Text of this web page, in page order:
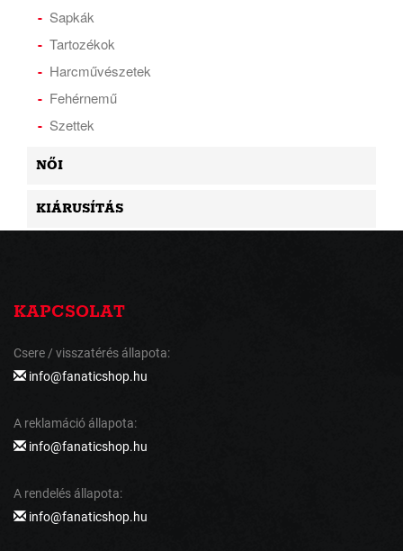
Sapkák
Tartozékok
Harcművészetek
Fehérnemű
Szettek
NŐI
KIÁRUSÍTÁS
KAPCSOLAT
Csere / visszatérés állapota:
info@fanaticshop.hu
A reklamáció állapota:
info@fanaticshop.hu
A rendelés állapota:
info@fanaticshop.hu